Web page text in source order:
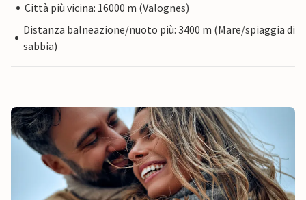
Città più vicina: 16000 m (Valognes)
Distanza balneazione/nuoto più: 3400 m (Mare/spiaggia di
sabbia)